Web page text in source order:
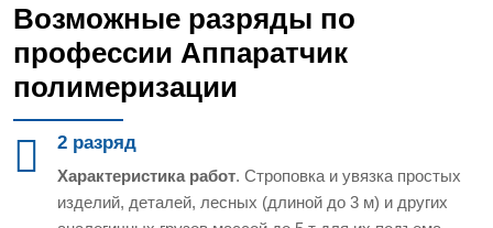
Возможные разряды по
профессии Аппаратчик
полимеризации
2 разряд
Характеристика работ. Строповка и увязка простых
изделий, деталей, лесных (длиной до 3 м) и других